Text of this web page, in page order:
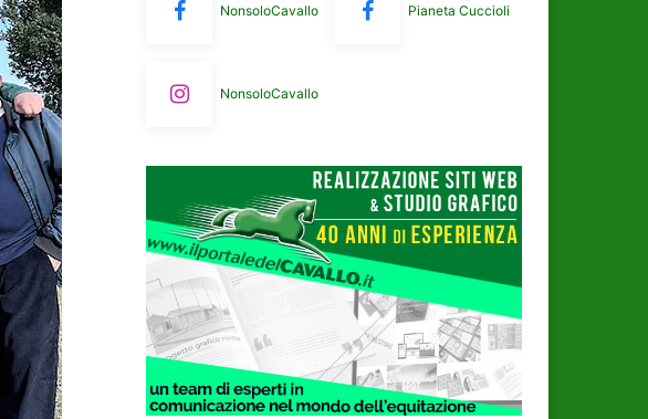
NonsoloCavallo Pianeta Cuccioli
NonsoloCavallo